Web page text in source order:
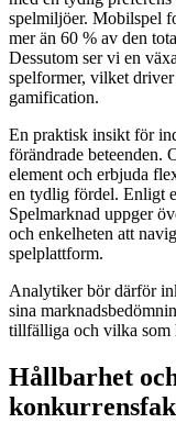
spelmiljöer. Mobilspel
mer än 60 % av den
Dessutom ser vi en
spelformer, vilket
gamification.
En praktisk insikt för
förändrade beteenden.
element och erbjuda
en tydlig fördel. Enligt
Spelmarknad uppger
och enkelheten att
spelplattform.
Analytiker bör därför
sina
tillfälliga och vilka som
Hållbarhet